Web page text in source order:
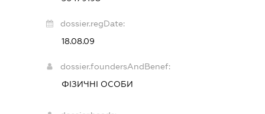
dossier.regDate:
18.08.09
dossier.foundersAndBenef:
ФІЗИЧНІ ОСОБИ